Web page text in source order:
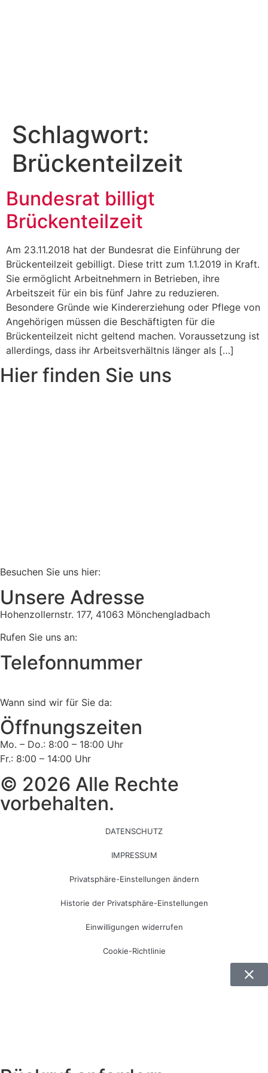
Schlagwort:
Brückenteilzeit
Bundesrat billigt
Brückenteilzeit
Am 23.11.2018 hat der Bundesrat die Einführung der
Brückenteilzeit gebilligt. Diese tritt zum 1.1.2019 in Kraft.
Sie ermöglicht Arbeitnehmern in Betrieben, ihre
Arbeitszeit für ein bis fünf Jahre zu reduzieren.
Besondere Gründe wie Kindererziehung oder Pflege von
Angehörigen müssen die Beschäftigten für die
Brückenteilzeit nicht geltend machen. Voraussetzung ist
allerdings, dass ihr Arbeitsverhältnis länger als […]
Hier finden Sie uns
Besuchen Sie uns hier:
Unsere Adresse
Hohenzollernstr. 177, 41063 Mönchengladbach
Rufen Sie uns an:
Telefonnummer
Wann sind wir für Sie da:
Öffnungszeiten
Mo. – Do.: 8:00 – 18:00 Uhr
Fr.: 8:00 – 14:00 Uhr
© 2026 Alle Rechte
vorbehalten.
DATENSCHUTZ
IMPRESSUM
Privatsphäre-Einstellungen ändern
Historie der Privatsphäre-Einstellungen
Einwilligungen widerrufen
Cookie-Richtlinie